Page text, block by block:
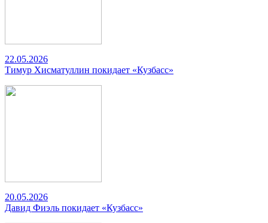
22.05.2026
Тимур Хисматуллин покидает «Кузбасс»
20.05.2026
Давид Фиэль покидает «Кузбасс»